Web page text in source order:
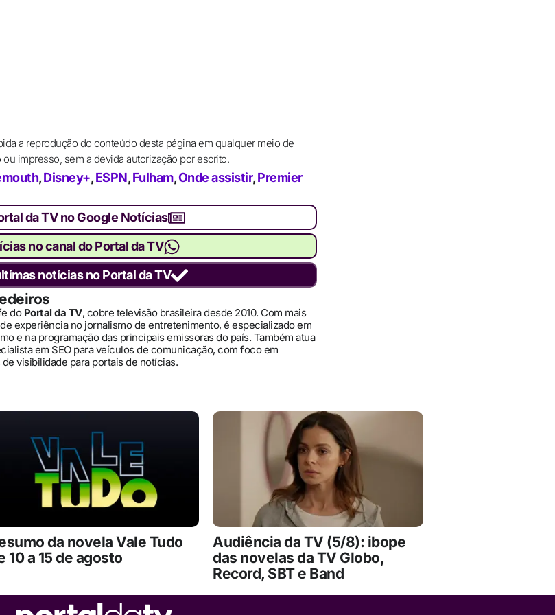
a reprodução do conteúdo desta página em qualquer meio de
impresso, sem a devida autorização por escrito.
,Disney+,ESPN,Fulham,Onde assistir,Premier
da TV no Google Notícias
no canal do Portal da TV
notícias no Portal da TV
do Portal da TV, cobre televisão brasileira desde 2010. Com mais
de experiência no jornalismo de entretenimento, é especializado em
e na programação das principais emissoras do país. Também atua
em SEO para veículos de comunicação, com foco em
visibilidade para portais de notícias.
da novela Vale Tudo
10 a 15 de agosto
Audiência da TV (5/8): ibope
das novelas da TV Globo,
Record, SBT e Band